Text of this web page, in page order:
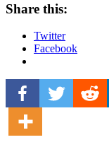
Share this:
Twitter
Facebook